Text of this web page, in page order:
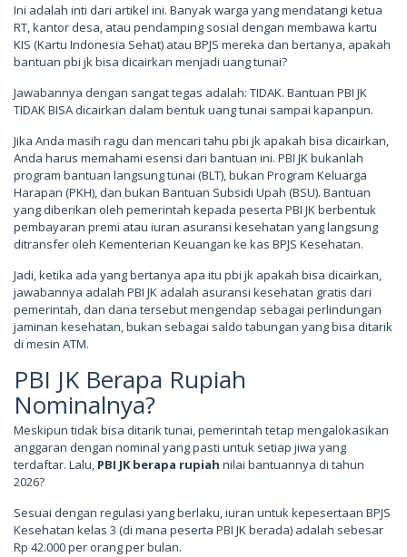
Ini adalah inti dari artikel ini. Banyak warga yang mendatangi ketua
RT, kantor desa, atau pendamping sosial dengan membawa kartu
KIS (Kartu Indonesia Sehat) atau BPJS mereka dan bertanya, apakah
bantuan pbi jk bisa dicairkan menjadi uang tunai?
Jawabannya dengan sangat tegas adalah: TIDAK. Bantuan PBI JK
TIDAK BISA dicairkan dalam bentuk uang tunai sampai kapanpun.
Jika Anda masih ragu dan mencari tahu pbi jk apakah bisa dicairkan,
Anda harus memahami esensi dari bantuan ini. PBI JK bukanlah
program bantuan langsung tunai (BLT), bukan Program Keluarga
Harapan (PKH), dan bukan Bantuan Subsidi Upah (BSU). Bantuan
yang diberikan oleh pemerintah kepada peserta PBI JK berbentuk
pembayaran premi atau iuran asuransi kesehatan yang langsung
ditransfer oleh Kementerian Keuangan ke kas BPJS Kesehatan.
Jadi, ketika ada yang bertanya apa itu pbi jk apakah bisa dicairkan,
jawabannya adalah PBI JK adalah asuransi kesehatan gratis dari
pemerintah, dan dana tersebut mengendap sebagai perlindungan
jaminan kesehatan, bukan sebagai saldo tabungan yang bisa ditarik
di mesin ATM.
PBI JK Berapa Rupiah
Nominalnya?
Meskipun tidak bisa ditarik tunai, pemerintah tetap mengalokasikan
anggaran dengan nominal yang pasti untuk setiap jiwa yang
terdaftar. Lalu, PBI JK berapa rupiah nilai bantuannya di tahun
2026?
Sesuai dengan regulasi yang berlaku, iuran untuk kepesertaan BPJS
Kesehatan kelas 3 (di mana peserta PBI JK berada) adalah sebesar
Rp 42.000 per orang per bulan.